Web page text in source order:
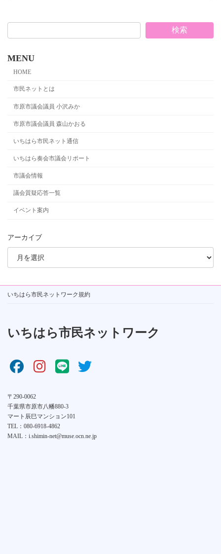
検索
MENU
HOME
市民ネットとは
市原市議会議員 小沢みか
市原市議会議員 森山かおる
いちはら市民ネット通信
いちはら奏会市議会リポート
市議会情報
議会質疑応答一覧
イベント案内
アーカイブ
いちはら市民ネットワーク規約
いちはら市民ネットワーク
〒290-0062
千葉県市原市八幡880-3
マート辰巳マンション101
TEL：080-6918-4862
MAIL：i.shimin-net@muse.ocn.ne.jp